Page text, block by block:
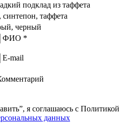
подклад из таффета
синтепон, таффета
черный
ФИО *
E-mail
я соглашаюсь с Политикой
данных